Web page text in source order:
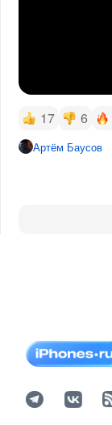
17 6
Артём Баусов